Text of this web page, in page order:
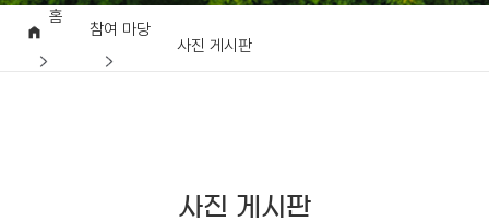
홈
참여 마당
사진 게시판
사진 게시판